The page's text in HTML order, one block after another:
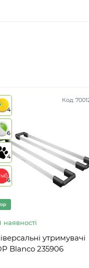
Код:
4
6
4
6
наявності
утримувачі
Blanco 235906